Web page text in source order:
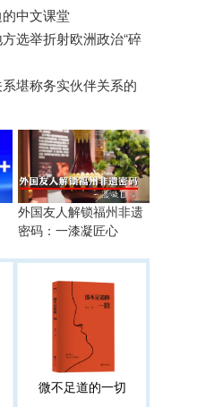
中文课堂
选举折射欧洲政治“碎
堪称务实伙伴关系的
外国友人解锁福州非遗
密码：一漆凝匠心
微不足道的一切